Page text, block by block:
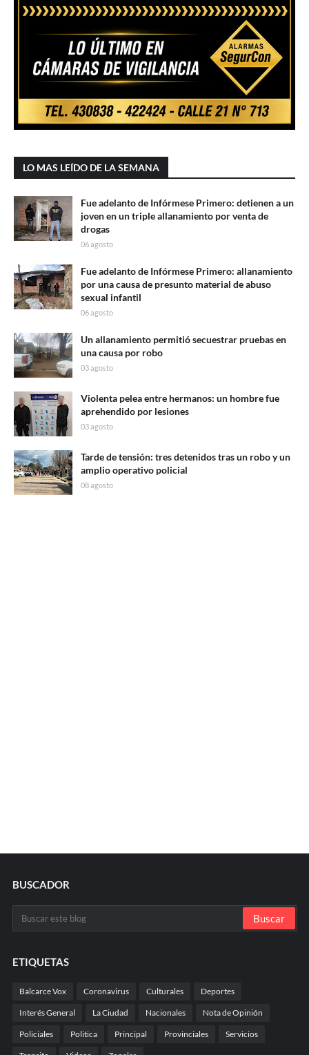
LO MAS LEÍDO DE LA SEMANA
Fue adelanto de Infórmese Primero: detienen a un
joven en un triple allanamiento por venta de
drogas
06 agosto
Fue adelanto de Infórmese Primero: allanamiento
por una causa de presunto material de abuso
sexual infantil
06 agosto
Un allanamiento permitió secuestrar pruebas en
una causa por robo
03 agosto
Violenta pelea entre hermanos: un hombre fue
aprehendido por lesiones
03 agosto
Tarde de tensión: tres detenidos tras un robo y un
amplio operativo policial
08 agosto
BUSCADOR
ETIQUETAS
Balcarce Vox Coronavirus Culturales Deportes
Interés General La Ciudad Nacionales Nota de Opinión
Policiales Politica Principal Provinciales Servicios